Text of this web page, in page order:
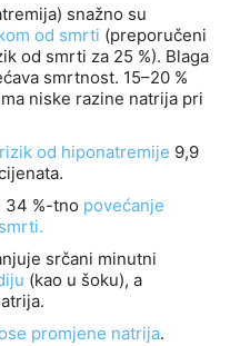
snažno su
od smrti (preporučeni
od smrti za 25 %). Blaga
smrtnost. 15–20 %
niske razine natrija pri
od hiponatremije 9,9
34 %-tno povećanje
srčani minutni
(kao u šoku), a
promjene natrija.